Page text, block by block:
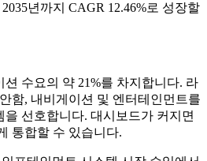
년까지 CAGR 12.46%로 성장할
수요의 약 21%를 차지합니다. 라
함, 내비게이션 및 엔터테인먼트를
선호합니다. 대시보드가 ​​커지면
통합할 수 있습니다.